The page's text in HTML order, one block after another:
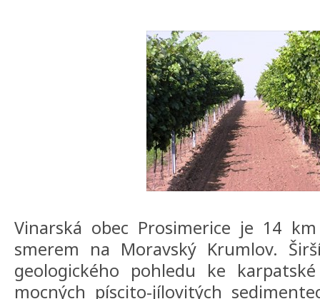
Vinarská obec Prosimerice je 14
smerem na Moravský Krumlov.
geologického pohledu ke
mocných píscito-jílovitých